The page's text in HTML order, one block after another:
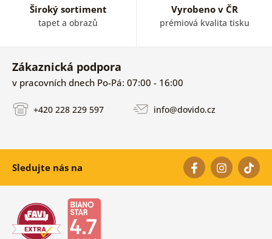
Široký sortiment
tapet a obrazů
Vyrobeno v ČR
prémiová kvalita tisku
Zákaznická podpora
v pracovních dnech Po-Pá: 07:00 - 16:00
+420 228 229 597 info@dovido.cz
Sledujte nás na